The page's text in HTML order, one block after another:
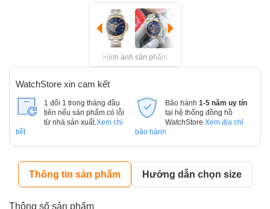
Hình ảnh sản phẩm
WatchStore xin cam kết
1 đổi 1 trong tháng đầu
tiên nếu sản phẩm có lỗi
từ nhà sản xuất. Xem chi
tiết
Bảo hành 1-5 năm uy tín
tại hệ thống đồng hồ
WatchStore Xem địa chỉ
bảo hành
Thông tin sản phẩm Hướng dẫn chọn size
Thông số sản phẩm